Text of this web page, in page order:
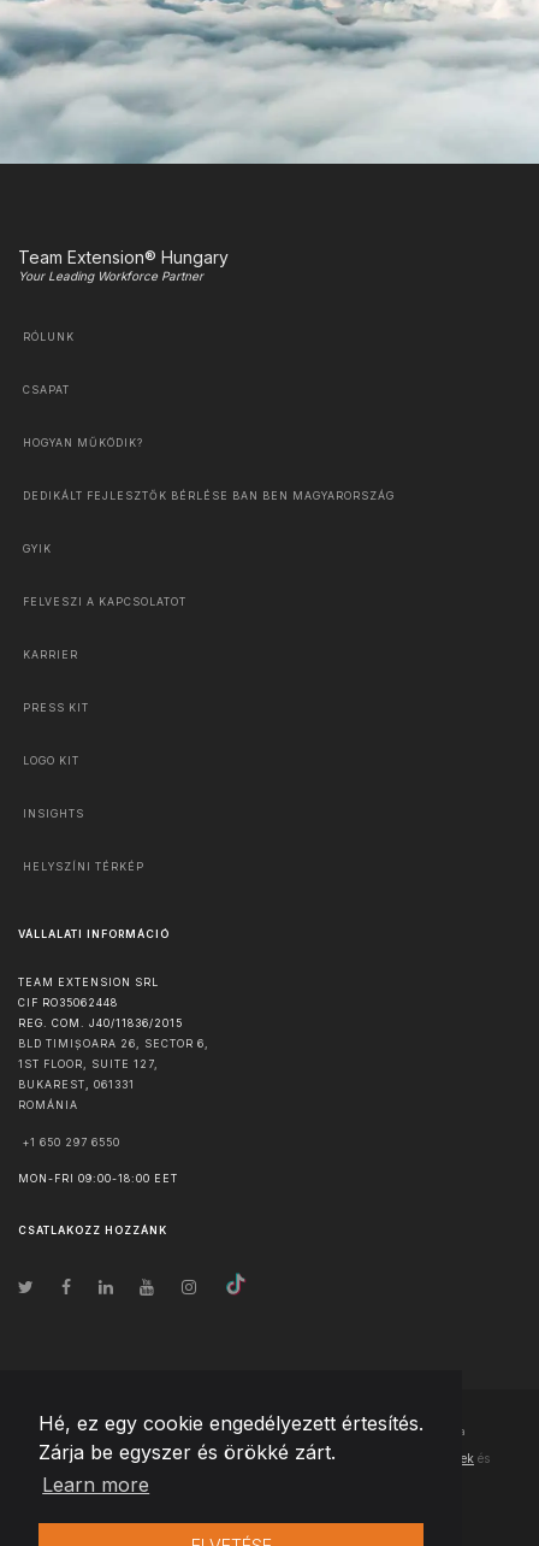
Hé, ez egy cookie engedélyezett értesítés.
Zárja be egyszer és örökké zárt.
Learn more
Team Extension® Hungary
Your Leading Workforce Partner
RÓLUNK
CSAPAT
HOGYAN MŰKÖDIK?
DEDIKÁLT FEJLESZTŐK BÉRLÉSE BAN BEN MAGYARORSZÁG
GYIK
FELVESZI A KAPCSOLATOT
KARRIER
PRESS KIT
LOGO KIT
INSIGHTS
HELYSZÍNI TÉRKÉP
VÁLLALATI INFORMÁCIÓ
TEAM EXTENSION SRL
CIF RO35062448
REG. COM. J40/11836/2015
BLD TIMIȘOARA 26, SECTOR 6,
1ST FLOOR, SUITE 127,
BUKAREST
061331
ROMÁNIA
+1 650 297 6550
MON-FRI 09:00-18:00 EET
CSATLAKOZZ HOZZÁNK
© Szerzői jog2026 Team Extension Hungary- Minden jog fenntartva
Changelog ● Ezen webhely használatával elfogadja Használati feltételek és